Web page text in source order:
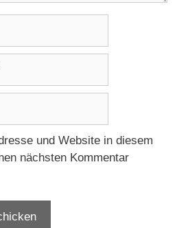
und Website in diesem
nächsten Kommentar